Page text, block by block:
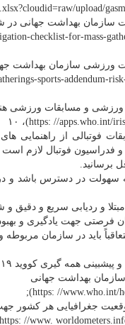
بهداشت جهانی در
checklist-for-mass-
سازمان بهداشت
sports-addendum-
و مسابقات ورزشی
فوتبالی از راهنمایی
فوتبال لازم است
برسانید.
سهولت در دسترس باشد و
و ردیابی سریع و دقیق
فرصتی جهت یادگیری و
باید در سازمان مربوطه
است اطلاعات تکمیلی از منابع زیر قابل استخراج خواهد بود: